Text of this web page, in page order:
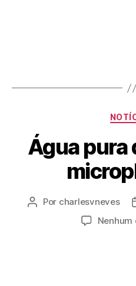
Água pura
Por charlesvneves